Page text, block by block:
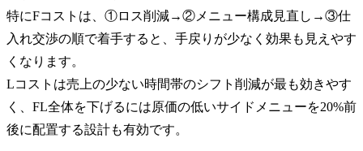
特にFコストは、①ロス削減→②メニュー構成見直し→③仕
入れ交渉の順で着手すると、手戻りが少なく効果も見えやす
くなります。
Lコストは売上の少ない時間帯のシフト削減が最も効きやす
く、FL全体を下げるには原価の低いサイドメニューを20%前
後に配置する設計も有効です。